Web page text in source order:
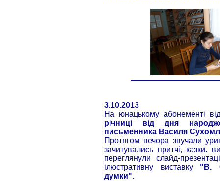
3.10.2013
На юнацькому абонементі
річниці від дня
письменника Василя
Протягом вечора звучали
зачитувались притчі, казки.
переглянули слайд-
ілюстративну виставку "В.
думки".